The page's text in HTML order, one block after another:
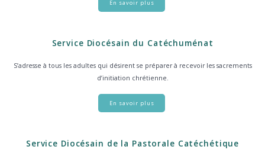
En savoir plus
Service Diocésain du Catéchuménat
S’adresse à tous les adultes qui désirent se préparer à recevoir les sacrements
d’initiation chrétienne.
En savoir plus
Service Diocésain de la Pastorale Catéchétique